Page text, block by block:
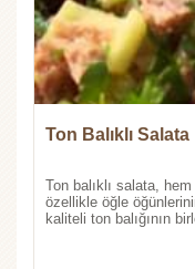
Ton Balıklı Salata
Ton balıklı salata,
özellikle öğle
kaliteli ton balığının